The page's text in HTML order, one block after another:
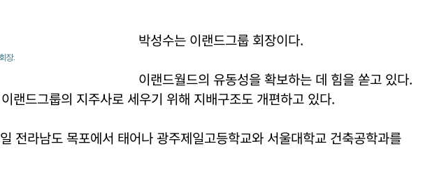
장.
박성수는 이랜드그룹 회장이다.
이랜드월드의 유동성을 확보하는 데 힘을 쏟고 있다.
랜드그룹의 지주사로 세우기 위해 지배구조도 개편하고 있다.
전라남도 목포에서 태어나 광주제일고등학교와 서울대학교 건축공학과를